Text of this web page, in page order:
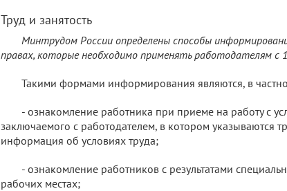
Труд и занятость
Минтрудом России определены способы
правах, которые необходимо применять работодателям с
Такими формами информирования являются, в
- ознакомление работника при приеме на работу с
заключаемого с работодателем, в котором указываются
информация об условиях труда;
- ознакомление работников с результатами
рабочих местах;